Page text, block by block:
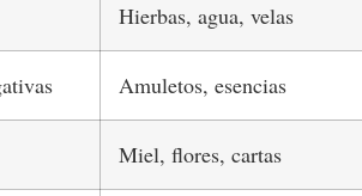
Hierbas, agua, velas
Amuletos, esencias
Miel, flores, cartas